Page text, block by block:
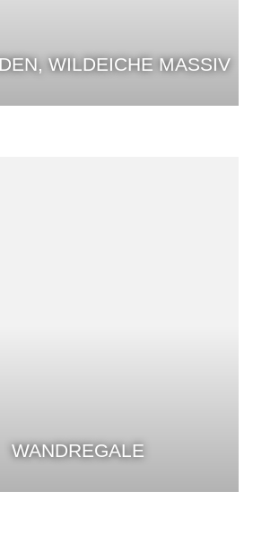
WILDEICHE MASSIV
WANDREGALE